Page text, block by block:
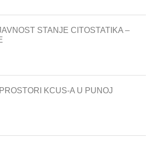
STANJE CITOSTATIKA –
KCUS-A U PUNOJ